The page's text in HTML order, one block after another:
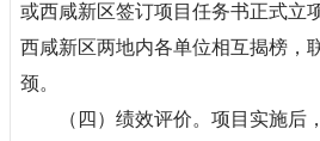
或西咸新区签订项目任务书正式立
西咸新区两地内各单位相互揭榜，
颈。
（四）绩效评价。项目实施后